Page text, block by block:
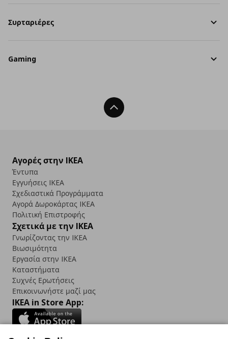
Συρταριέρες
Gaming
Back To Top
Αγορές στην IKEA
Έντυπα
Εγγυήσεις IKEA
Σχεδιαστικά Προγράμματα
Αγορά Δωρoκάρτας IKEA
Πολιτική Επιστροφής
Σχετικά με την IKEA
Γνωρίζοντας την IKEA
Βιωσιμότητα
Εργασία στην IKEA
Καταστήματα
Συχνές Ερωτήσεις
Επικοινωνήστε μαζί μας
IKEA in Store App: